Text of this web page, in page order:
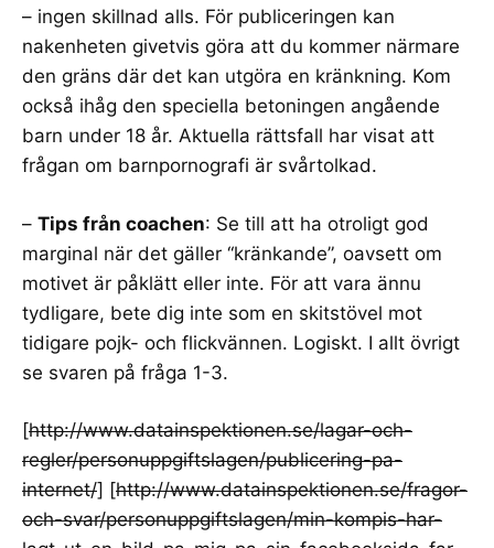
– ingen skillnad alls. För publiceringen kan
nakenheten givetvis göra att du kommer närmare
den gräns där det kan utgöra en kränkning. Kom
också ihåg den speciella betoningen angående
barn under 18 år. Aktuella rättsfall har visat att
frågan om barnpornografi är svårtolkad.
– Tips från coachen: Se till att ha otroligt god
marginal när det gäller “kränkande”, oavsett om
motivet är påklätt eller inte. För att vara ännu
tydligare, bete dig inte som en skitstövel mot
tidigare pojk- och flickvännen. Logiskt. I allt övrigt
se svaren på fråga 1-3.
[http://www.datainspektionen.se/lagar-och-
regler/personuppgiftslagen/publicering-pa-
internet/] [http://www.datainspektionen.se/fragor-
och-svar/personuppgiftslagen/min-kompis-har-